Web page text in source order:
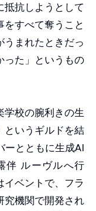
抵抗しようとして
をすべて奪うこと
うまれたときだっ
った」というもの
校の腕利きの生
というギルドを結
ーとともに生成AI
伴 ルーヴルへ行
イベントで、フラ
究機関で開発され